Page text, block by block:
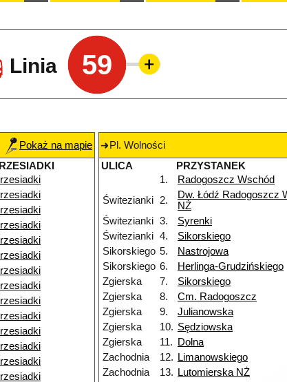
Linia 59
Pokaż na mapie
Pl. Wolności
ULICA
PRZYSTANEK
1.
Radogoszcz Wschód
Świtezianki
2.
Dw. Łódź Radogoszcz
NŻ
Świtezianki 3. Syrenki
Świtezianki 4. Sikorskiego
Sikorskiego 5. Nastrojowa
Sikorskiego 6. Herlinga-Grudzińskiego
Zgierska
7. Sikorskiego
Zgierska
8. Cm. Radogoszcz
Zgierska
9. Julianowska
Zgierska
10. Sędziowska
Zgierska
11. Dolna
Zachodnia
12. Limanowskiego
Zachodnia
13. Lutomierska NŻ